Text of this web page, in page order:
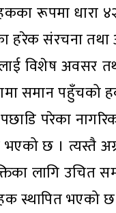
रूपमा धारा
संरचना तथा
विशेष अवसर
समान
परेका
छ । त्यस्तै
लागि उचित
स्थापित भएको छ